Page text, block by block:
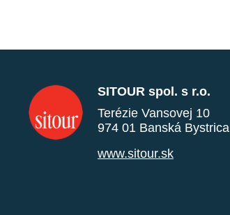
SITOUR spol. s r.o.
Terézie Vansovej 10
974 01 Banská Bystrica
www.sitour.sk